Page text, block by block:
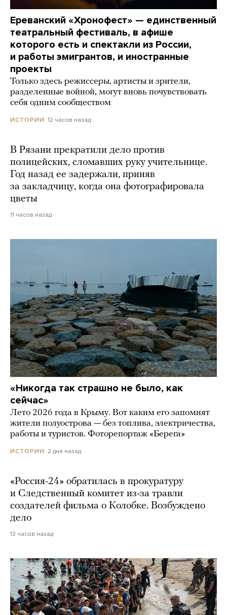
Ереванский «Хронофест» — единственный
театральный фестиваль, в афише
которого есть и спектакли из России,
и работы эмигрантов, и иностранные
проекты
Только здесь режиссеры, артисты и зрители,
разделенные войной, могут вновь почувствовать
себя одним сообществом
ИСТОРИИ 12 часов назад
В Рязани прекратили дело против
полицейских, сломавших руку учительнице.
Год назад ее задержали, приняв
за закладчицу, когда она фотографировала
цветы
11 часов назад
«Никогда так страшно не было, как
сейчас»
Лето 2026 года в Крыму. Вот каким его запомнят
жители полуострова — без топлива, электричества,
работы и туристов. Фоторепортаж «Берега»
ИСТОРИИ 2 дня назад
«Россия-24» обратилась в прокуратуру
и Следственный комитет из-за травли
создателей фильма о Колобке. Возбуждено
дело
13 часов назад